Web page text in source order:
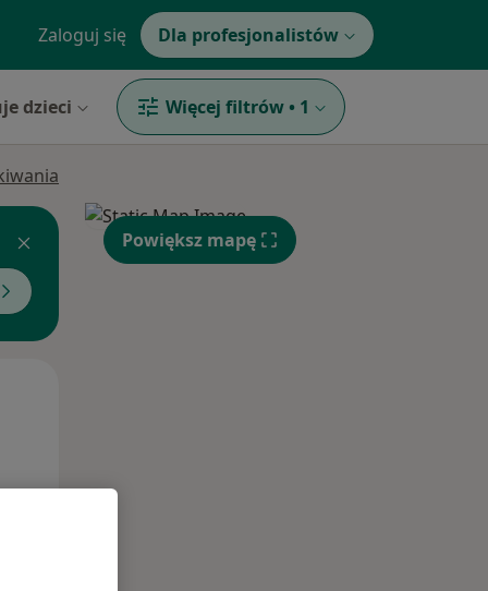
Zaloguj się Dla profesjonalistów
dzieci Więcej filtrów • 1
Powiększ mapę